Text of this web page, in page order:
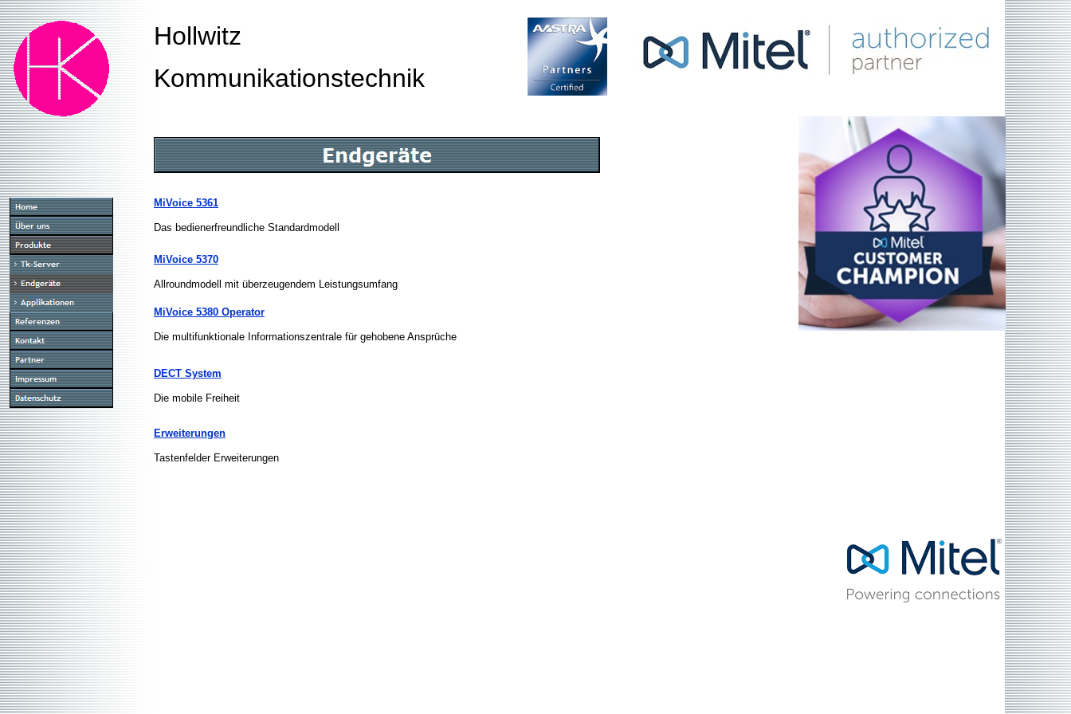
Hollwitz
Kommunikationstechnik
MiVoice 5361
Das bedienerfreundliche Standardmodell
MiVoice 5370
Allroundmodell mit überzeugendem Leistungsumfang
MiVoice 5380 Operator
Die multifunktionale Informationszentrale für gehobene Ansprüche
DECT System
Die mobile Freiheit
Erweiterungen
Tastenfelder Erweiterungen